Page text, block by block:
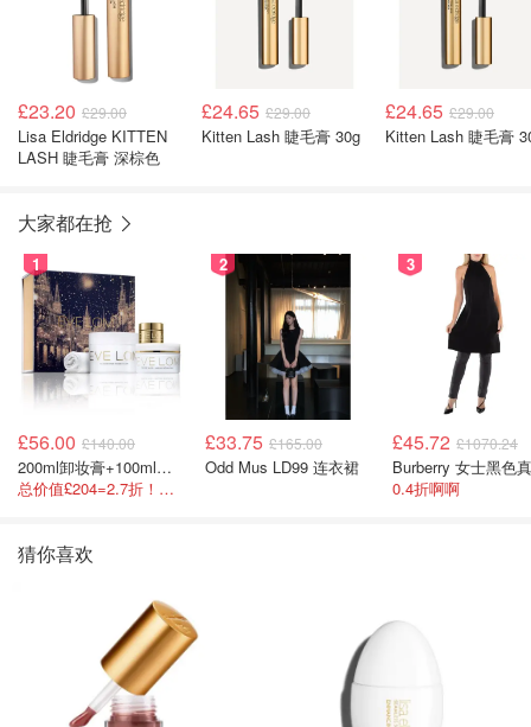
£23.20 £29.00
Lisa Eldridge KITTEN
LASH 睫毛膏 深棕色
£24.65 £29.00
Kitten Lash 睫毛膏 30g
£24.65 £29.00
Kitten Lash 睫毛膏
大家都在抢
1
£56.00 £140.00
200ml卸妆膏+100ml急救面膜+面霜+洁颜布
总价值£204=2.7折！闭眼冲这套！
2
£33.75 £165.00
Odd Mus LD99 连衣裙
3
£45.72 £1070.24
0.4折啊啊
猜你喜欢